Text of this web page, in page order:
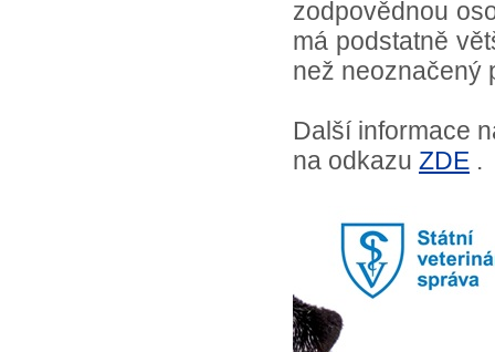
zodpovědnou
má podstatně
než neoznačený
Další informace
na odkazu ZDE .